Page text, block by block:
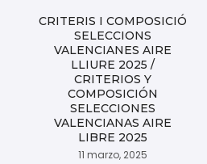
CRITERIS I COMPOSICIÓ
SELECCIONS
VALENCIANES AIRE
LLIURE 2025 /
CRITERIOS Y
COMPOSICIÓN
SELECCIONES
VALENCIANAS AIRE
LIBRE 2025
11 marzo, 2025